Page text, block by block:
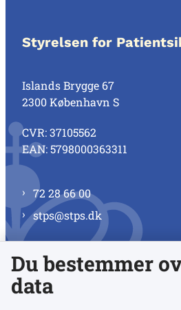
Styrelsen for
Islands Brygge 67
2300 København S
CVR: 37105562
EAN: 5798000363311
72 28 66 00
stps@stps.dk
Se alle kontaktnumre
Du bestemmer
data